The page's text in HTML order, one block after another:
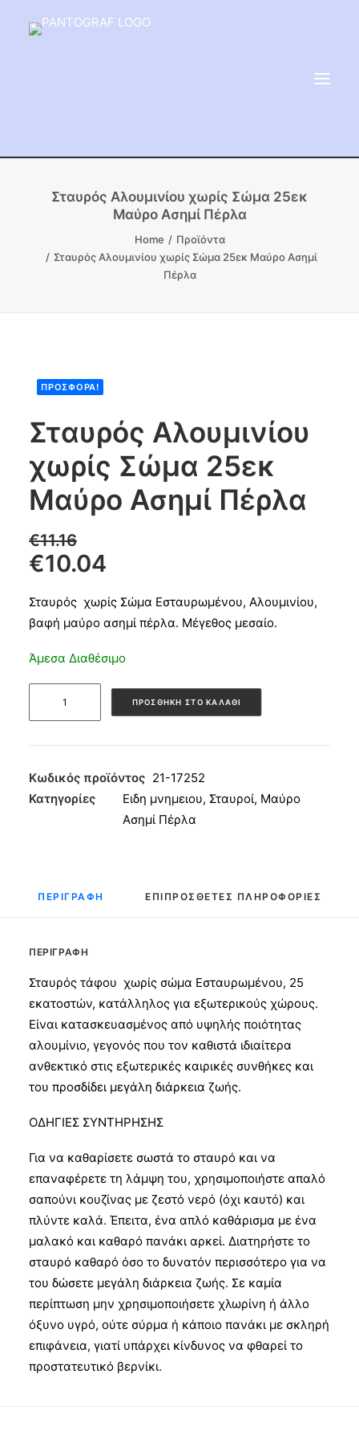
ΕΙΔΗ ΜΝΗΜΕΙΟΥ
ΑΔΑΜΑΝΤΟΦΟΡΟΙ ΔΙΣΚΟΙ
ΠΡΟΪΟΝΤΑ ΜΑΡΜΆΡΟΥ
CART
Σταυρός Αλουμινίου χωρίς Σώμα 25εκ
Μαύρο Ασημί Πέρλα
Home
Προϊόντα
Σταυρός Αλουμινίου χωρίς Σώμα 25εκ Μαύρο Ασημί
Πέρλα
ΠΡΟΣΦΟΡΆ!
Σταυρός Αλουμινίου
χωρίς Σώμα 25εκ
Μαύρο Ασημί Πέρλα
€11.16
€10.04
Σταυρός χωρίς Σώμα Εσταυρωμένου, Αλουμινίου,
βαφή μαύρο ασημί πέρλα. Μέγεθος μεσαίο.
Άμεσα Διαθέσιμο
25εκ
Μαύρο
ΠΡΟΣΘΉΚΗ ΣΤΟ ΚΑΛΆΘΙ
Κωδικός προϊόντος 21-17252
Κατηγορίες
Ειδη μνημειου, Σταυροί, Μαύρο
Ασημί Πέρλα
ΠΕΡΙΓΡΑΦΉ ΕΠΙΠΡΌΣΘΕΤΕΣ ΠΛΗΡΟΦΟΡΊΕΣ
ΠΕΡΙΓΡΑΦΉ
Σταυρός τάφου χωρίς σώμα Εσταυρωμένου, 25
εκατοστών, κατάλληλος για εξωτερικούς χώρους.
Είναι κατασκευασμένος από υψηλής ποιότητας
αλουμίνιο, γεγονός που τον καθιστά ιδιαίτερα
ανθεκτικό στις εξωτερικές καιρικές συνθήκες και
του προσδίδει μεγάλη διάρκεια ζωής.
ΟΔΗΓΙΕΣ ΣΥΝΤΗΡΗΣΗΣ
Για να καθαρίσετε σωστά το σταυρό και να
επαναφέρετε τη λάμψη του, χρησιμοποιήστε απαλό
σαπούνι κουζίνας με ζεστό νερό (όχι καυτό) και
πλύντε καλά. Έπειτα, ένα απλό καθάρισμα με ένα
μαλακό και καθαρό πανάκι αρκεί. Διατηρήστε το
σταυρό καθαρό όσο το δυνατόν περισσότερο για να
του δώσετε μεγάλη διάρκεια ζωής. Σε καμία
περίπτωση μην χρησιμοποιήσετε χλωρίνη ή άλλο
όξυνο υγρό, ούτε σύρμα ή κάποιο πανάκι με σκληρή
επιφάνεια, γιατί υπάρχει κίνδυνος να φθαρεί το
προστατευτικό βερνίκι.